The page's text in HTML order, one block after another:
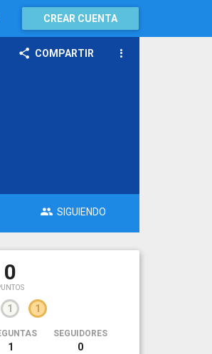
CREAR CUENTA
COMPARTIR
SIGUIENDO
0
1 1
1
SEGUIDORES
0